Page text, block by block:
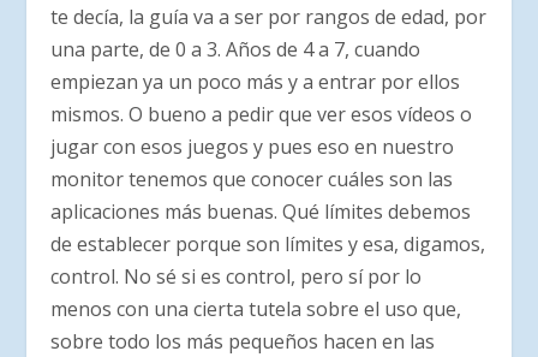
te decía, la guía va a ser por rangos de edad, por
una parte, de 0 a 3. Años de 4 a 7, cuando
empiezan ya un poco más y a entrar por ellos
mismos. O bueno a pedir que ver esos vídeos o
jugar con esos juegos y pues eso en nuestro
monitor tenemos que conocer cuáles son las
aplicaciones más buenas. Qué límites debemos
de establecer porque son límites y esa, digamos,
control. No sé si es control, pero sí por lo
menos con una cierta tutela sobre el uso que,
sobre todo los más pequeños hacen en las